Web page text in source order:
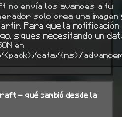
no envía los avances a tu
solo crea una imagen
Para que la notificación
sigues necesitando un
en
data/<ns>/
— qué cambió desde la